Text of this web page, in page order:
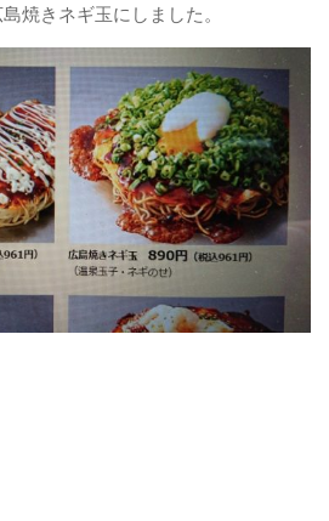
焼きネギ玉にしました。